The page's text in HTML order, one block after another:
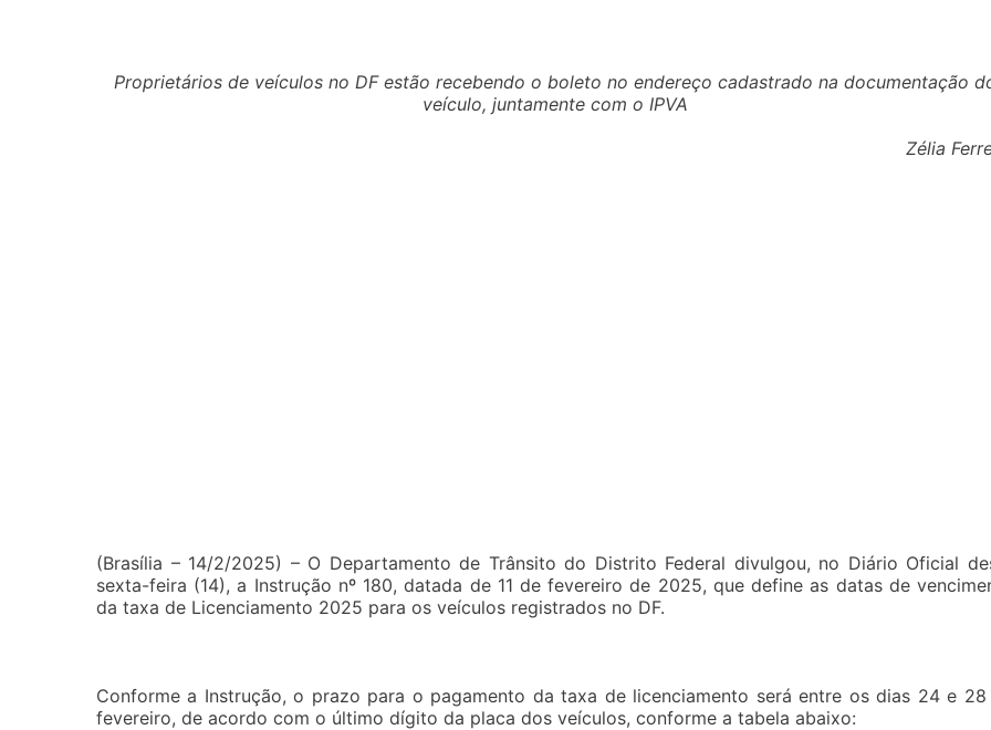
Proprietários de veículos no DF estão recebendo o boleto no endereço cadastrado na documentação
veículo, juntamente com o IPVA
Zélia
(Brasília – 14/2/2025) – O Departamento de Trânsito do Distrito Federal divulgou, no Diário Oficial
sexta-feira (14), a Instrução nº 180, datada de 11 de fevereiro de 2025, que define as datas de
da taxa de Licenciamento 2025 para os veículos registrados no DF.
Conforme a Instrução, o prazo para o pagamento da taxa de licenciamento será entre os dias 24 e 28
fevereiro, de acordo com o último dígito da placa dos veículos, conforme a tabela abaixo: